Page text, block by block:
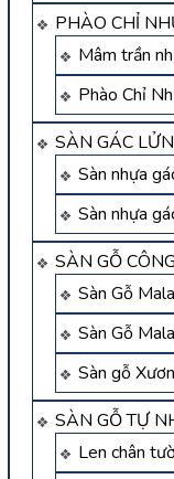
PHÀO CHỈ
Mâm trần
Phào Chỉ
SÀN GÁC
Sàn nhựa
Sàn nhựa
SÀN GỖ
Sàn Gỗ
Sàn Gỗ
Sàn gỗ
SÀN GỖ TỰ
Len chân